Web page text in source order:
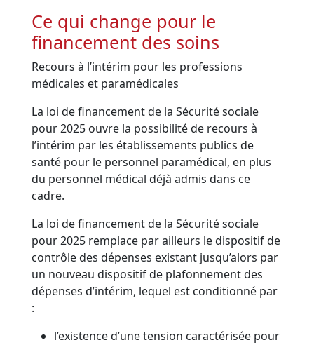
Ce qui change pour le
financement des soins
Recours à l’intérim pour les professions
médicales et paramédicales
La loi de financement de la Sécurité sociale
pour 2025 ouvre la possibilité de recours à
l’intérim par les établissements publics de
santé pour le personnel paramédical, en plus
du personnel médical déjà admis dans ce
cadre.
La loi de financement de la Sécurité sociale
pour 2025 remplace par ailleurs le dispositif de
contrôle des dépenses existant jusqu’alors par
un nouveau dispositif de plafonnement des
dépenses d’intérim, lequel est conditionné par
:
l’existence d’une tension caractérisée pour